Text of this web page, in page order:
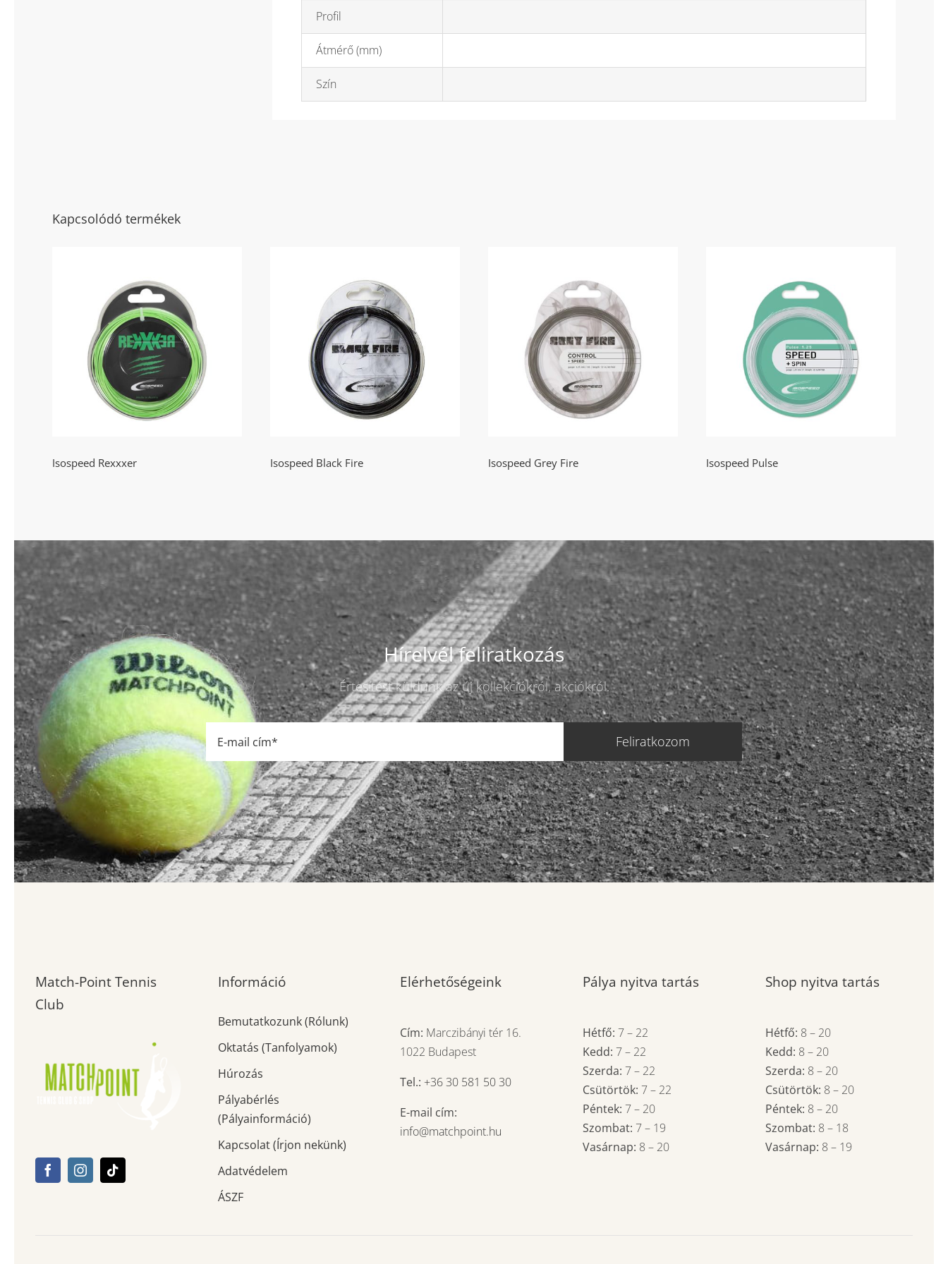
Profil
Átmérő (mm)
Szín
Kapcsolódó termékek
Isospeed Rexxxer
Isospeed Rexxxer
Isospeed Black Fire
Isospeed Black Fire
Isospeed Grey Fire
Isospeed Grey Fire
Isospeed Pulse
Isospeed Pulse
Hírelvél feliratkozás
Értesítést küldünk az új kollekciókról, akciókról.
Feliratkozom
Match-Point Tennis
Club
Információ
Bemutatkozunk (Rólunk)
Oktatás (Tanfolyamok)
Húrozás
Pályabérlés
(Pályainformáció)
Kapcsolat (Írjon nekünk)
Adatvédelem
ÁSZF
Elérhetőségeink
Cím: Marczibányi tér 16.
1022 Budapest
Tel.: +36 30 581 50 30
E-mail cím:
info@matchpoint.hu
Pálya nyitva tartás
Hétfő: 7– 22
Kedd: 7– 22
Szerda: 7– 22
Csütörtök: 7– 22
Péntek: 7– 20
Szombat: 7– 19
Vasárnap: 8– 20
Shop nyitva tartás
Hétfő: 8 – 20
Kedd: 8 – 20
Szerda: 8 – 20
Csütörtök: 8 – 20
Péntek: 8 – 20
Szombat: 8 – 18
Vasárnap: 8 – 19